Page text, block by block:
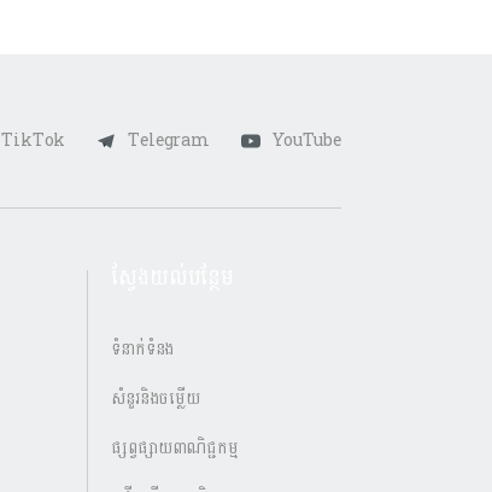
TikTok Telegram YouTube
ទំនាក់ទំនង
សំនួរនិងចម្លើយ
ផ្សព្វផ្សាយពាណិជ្ជកម្ម